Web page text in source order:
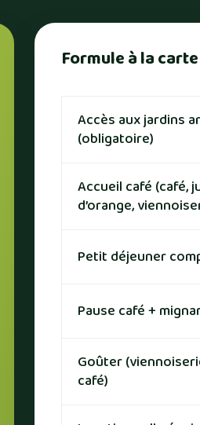
Formule à la carte
Accès aux jardins
(obligatoire)
Accueil café (café,
d’orange,
Petit déjeuner
Pause café +
Goûter
café)